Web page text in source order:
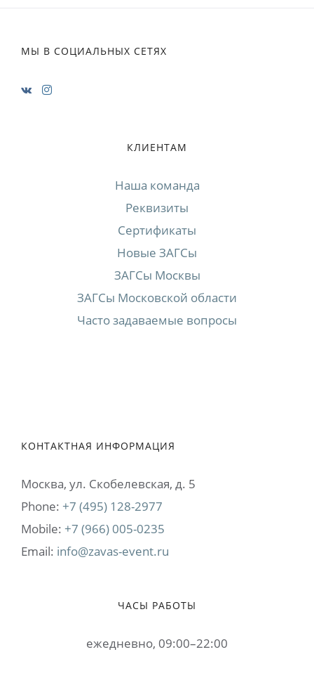
МЫ В СОЦИАЛЬНЫХ СЕТЯХ
КЛИЕНТАМ
Наша команда
Реквизиты
Сертификаты
Новые ЗАГСы
ЗАГСы Москвы
ЗАГСы Московской области
Часто задаваемые вопросы
КОНТАКТНАЯ ИНФОРМАЦИЯ
Москва, ул. Cкобелевская, д. 5
Phone: +7 (495) 128-2977
Mobile: +7 (966) 005-0235
Email: info@zavas-event.ru
ЧАСЫ РАБОТЫ
ежедневно, 09:00–22:00